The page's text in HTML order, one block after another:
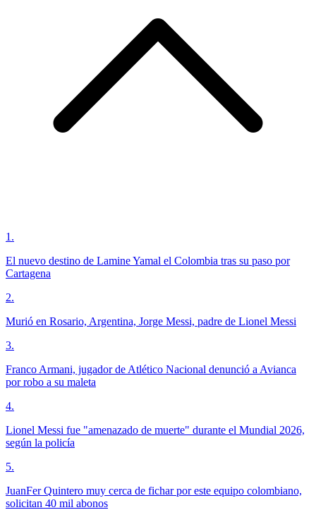
1 .
El nuevo destino de Lamine Yamal el Colombia tras su paso por
Cartagena
2.
Murió en Rosario, Argentina, Jorge Messi, padre de Lionel Messi
3.
Franco Armani, jugador de Atlético Nacional denunció a Avianca
por robo a su maleta
4.
Lionel Messi fue "amenazado de muerte" durante el Mundial 2026,
según la policía
5.
JuanFer Quintero muy cerca de fichar por este equipo colombiano,
solicitan 40 mil abonos